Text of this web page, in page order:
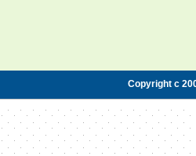
Copyright c